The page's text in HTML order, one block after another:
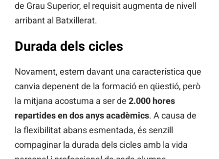
de Grau Superior, el requisit augmenta de nivell
arribant al Batxillerat.
Durada dels cicles
Novament, estem davant una característica que
canvia depenent de la formació en qüestió, però
la mitjana acostuma a ser de 2.000 hores
repartides en dos anys acadèmics. A causa de
la flexibilitat abans esmentada, és senzill
compaginar la durada dels cicles amb la vida